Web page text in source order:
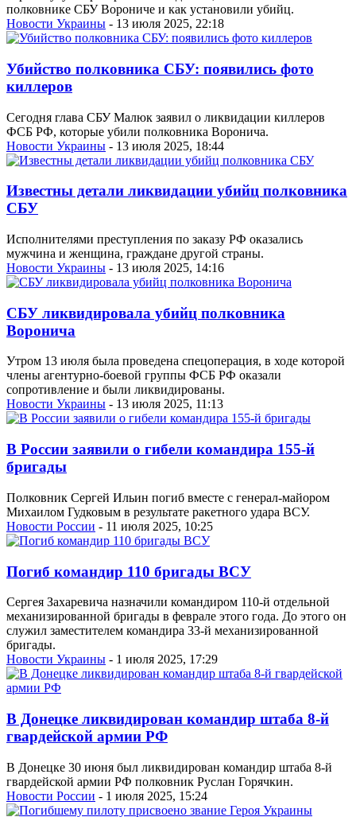
полковнике СБУ Ворониче и как установили убийц.
Новости Украины - 13 июля 2025, 22:18
Убийство полковника СБУ: появились фото
киллеров
Сегодня глава СБУ Малюк заявил о ликвидации киллеров
ФСБ РФ, которые убили полковника Воронича.
Новости Украины - 13 июля 2025, 18:44
Известны детали ликвидации убийц полковника
СБУ
Исполнителями преступления по заказу РФ оказались
мужчина и женщина, граждане другой страны.
Новости Украины - 13 июля 2025, 14:16
СБУ ликвидировала убийц полковника
Воронича
Утром 13 июля была проведена спецоперация, в ходе которой
члены агентурно-боевой группы ФСБ РФ оказали
сопротивление и были ликвидированы.
Новости Украины - 13 июля 2025, 11:13
В России заявили о гибели командира 155-й
бригады
Полковник Сергей Ильин погиб вместе с генерал-майором
Михаилом Гудковым в результате ракетного удара ВСУ.
Новости России - 11 июля 2025, 10:25
Погиб командир 110 бригады ВСУ
Сергея Захаревича назначили командиром 110-й отдельной
механизированной бригады в феврале этого года. До этого он
служил заместителем командира 33-й механизированной
бригады.
Новости Украины - 1 июля 2025, 17:29
В Донецке ликвидирован командир штаба 8-й
гвардейской армии РФ
В Донецке 30 июня был ликвидирован командир штаба 8-й
гвардейской армии РФ полковник Руслан Горячкин.
Новости России - 1 июля 2025, 15:24